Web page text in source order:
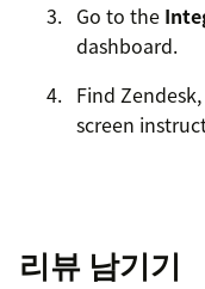
Go to the
dashboard.
Find
screen
리뷰 남기기